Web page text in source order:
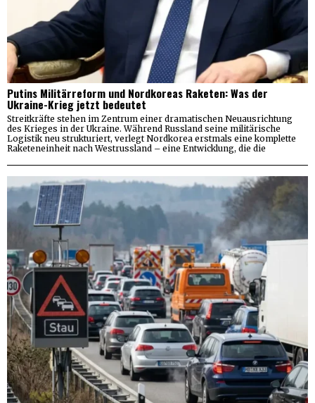
Putins Militärreform und Nordkoreas Raketen: Was der
Ukraine-Krieg jetzt bedeutet
Streitkräfte stehen im Zentrum einer dramatischen Neuausrichtung
des Krieges in der Ukraine. Während Russland seine militärische
Logistik neu strukturiert, verlegt Nordkorea erstmals eine komplette
Raketeneinheit nach Westrussland – eine Entwicklung, die die